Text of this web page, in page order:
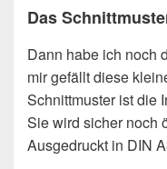
Das
Dann habe ich noch
mir gefällt diese
Schnittmuster ist die
Sie wird sicher noch
Ausgedruckt in DIN